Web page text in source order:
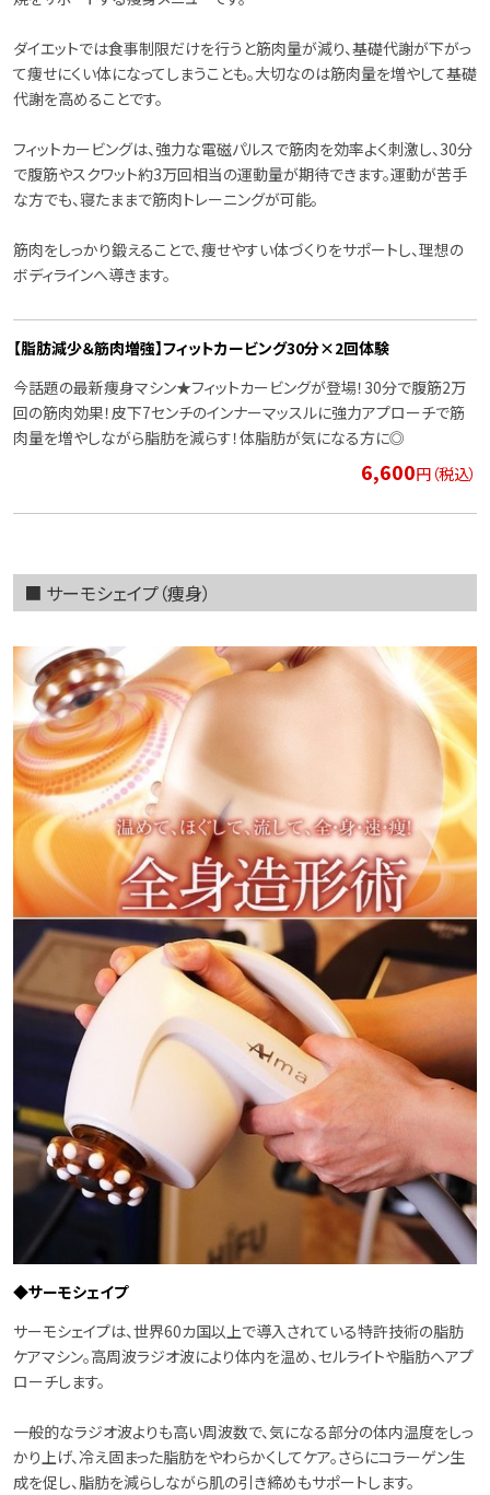
ダイエットでは食事制限だけを行うと筋肉量が減り、基礎代謝が下がっ
て痩せにくい体になってしまうことも。大切なのは筋肉量を増やして基礎
代謝を高めることです。
フィットカービングは、強力な電磁パルスで筋肉を効率よく刺激し、30分
で腹筋やスクワット約3万回相当の運動量が期待できます。運動が苦手
な方でも、寝たままで筋肉トレーニングが可能。
筋肉をしっかり鍛えることで、痩せやすい体づくりをサポートし、理想の
ボディラインへ導きます。
【脂肪減少＆筋肉増強】フィットカービング30分×2回体験
今話題の最新痩身マシン★フィットカービングが登場！30分で腹筋2万
回の筋肉効果！皮下7センチのインナーマッスルに強力アプローチで筋
肉量を増やしながら脂肪を減らす！体脂肪が気になる方に◎
6,600円（税込）
■ サーモシェイプ（痩身）
◆サーモシェイプ
サーモシェイプは、世界60カ国以上で導入されている特許技術の脂肪
ケアマシン。高周波ラジオ波により体内を温め、セルライトや脂肪へアプ
ローチします。
一般的なラジオ波よりも高い周波数で、気になる部分の体内温度をしっ
かり上げ、冷え固まった脂肪をやわらかくしてケア。さらにコラーゲン生
成を促し、脂肪を減らしながら肌の引き締めもサポートします。